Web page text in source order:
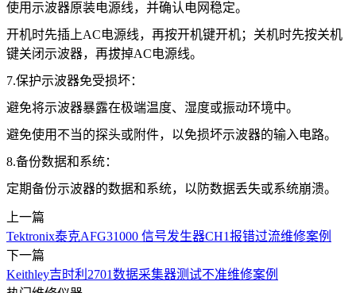
使用示波器原装电源线，并确认电网稳定。
开机时先插上AC电源线，再按开机键开机；关机时先按关机
键关闭示波器，再拔掉AC电源线。
7.保护示波器免受损坏：
避免将示波器暴露在极端温度、湿度或振动环境中。
避免使用不当的探头或附件，以免损坏示波器的输入电路。
8.备份数据和系统：
定期备份示波器的数据和系统，以防数据丢失或系统崩溃。
上一篇
Tektronix泰克AFG31000 信号发生器CH1报错过流维修案例
下一篇
Keithley吉时利2701数据采集器测试不准维修案例